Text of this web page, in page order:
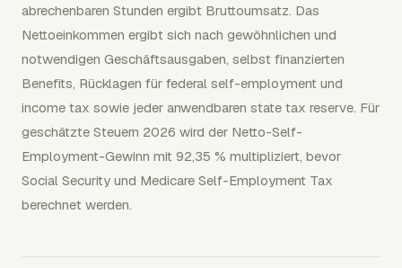
abrechenbaren Stunden ergibt Bruttoumsatz. Das
Nettoeinkommen ergibt sich nach gewöhnlichen und
notwendigen Geschäftsausgaben, selbst finanzierten
Benefits, Rücklagen für federal self-employment und
income tax sowie jeder anwendbaren state tax reserve. Für
geschätzte Steuern 2026 wird der Netto-Self-
Employment-Gewinn mit 92,35 % multipliziert, bevor
Social Security und Medicare Self-Employment Tax
berechnet werden.